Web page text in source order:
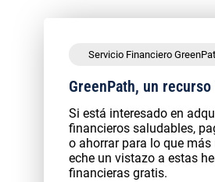
Servicio Financiero
GreenPath, un
Si está interesado en
financieros saludables,
o ahorrar para lo que más
eche un vistazo a estas
financieras gratis.